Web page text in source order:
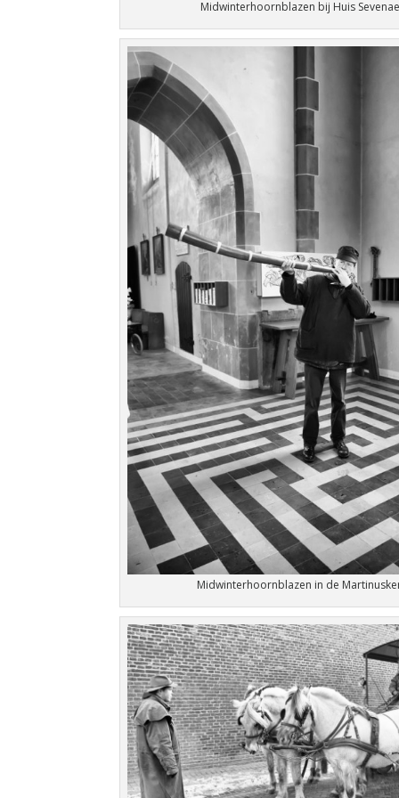
Midwinterhoornblazen bij Huis
Midwinterhoornblazen in de